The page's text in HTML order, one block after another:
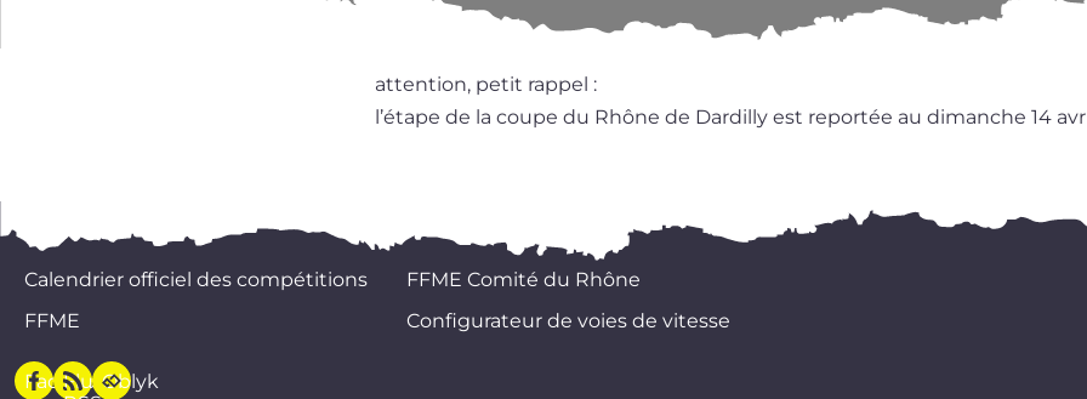
atten­tion, petit rappel :
l’é­tape de la coupe du Rhône de Dardilly est repor­tée au dimanche 14
Calendrier officiel des compétitions
FFME
FFME Comité du Rhône
Configurateur de voies de vitesse
Facebook
FluxOblyk